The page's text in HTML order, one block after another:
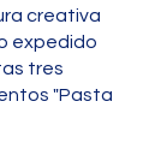
creativa
expedido
tres
"Pasta